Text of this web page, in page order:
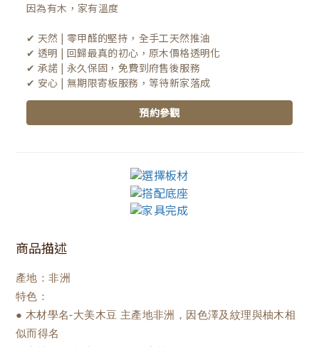
因為有木，家有溫度
✔ 天然 | 零甲醛的堅持，全手工天然推油
✔ 透明 | 回歸最真的初心，原木價格透明化
✔ 承諾 | 永久保固，免費到府售後服務
✔ 安心 | 無期限寄板服務，等待新家落成
預約參觀
商品描述
產地：非洲
特色：
● 木材學名-大美木豆 主產地非洲，因色澤及紋理與柚木相
似而得名